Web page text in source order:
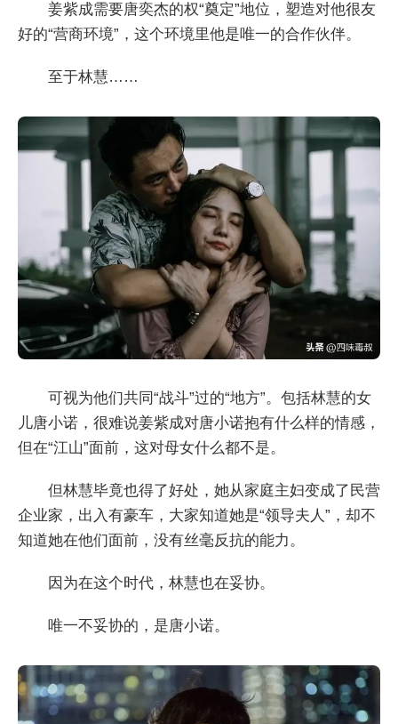
姜紫成需要唐奕杰的权“奠定”地位，塑造对他很友
好的“营商环境”，这个环境里他是唯一的合作伙伴。
至于林慧……
可视为他们共同“战斗”过的“地方”。包括林慧的女
儿唐小诺，很难说姜紫成对唐小诺抱有什么样的情感，
但在“江山”面前，这对母女什么都不是。
但林慧毕竟也得了好处，她从家庭主妇变成了民营
企业家，出入有豪车，大家知道她是“领导夫人”，却不
知道她在他们面前，没有丝毫反抗的能力。
因为在这个时代，林慧也在妥协。
唯一不妥协的，是唐小诺。